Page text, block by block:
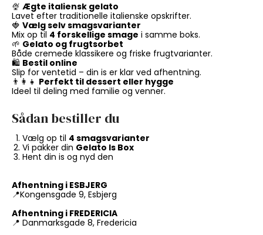
🍨 Ægte italiensk gelato
Lavet efter traditionelle italienske opskrifter.
🍓 Vælg selv smagsvarianter
Mix op til 4 forskellige smage i samme boks.
🌱 Gelato og frugtsorbet
Både cremede klassikere og friske frugtvarianter.
🛍️ Bestil online
Slip for ventetid – din is er klar ved afhentning.
👨‍👩‍👧 Perfekt til dessert eller hygge
Ideel til deling med familie og venner.
Sådan bestiller du
Vælg op til 4 smagsvarianter
Vi pakker din Gelato Is Box
Hent din is og nyd den
Afhentning i ESBJERG
📍Kongensgade 9, Esbjerg
Afhentning i FREDERICIA
📍 Danmarksgade 8, Fredericia